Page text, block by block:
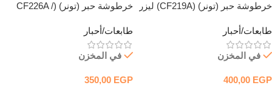
خرطوشة حبر (تونر) (CF219A) ليزر
طابعات/أحبار
في المخزن
400,00 EGP
خرطوشة حبر (تونر) (CF226A /
طابعات/أحبار
في المخزن
350,00 EGP